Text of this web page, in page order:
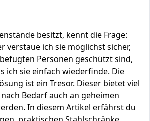
besitzt, kennt die Frage:
verstaue ich sie möglichst sicher,
Personen geschützt sind,
ich sie einfach wiederfinde. Die
ist ein Tresor. Dieser bietet viel
Bedarf auch an geheimen
In diesem Artikel erfährst du